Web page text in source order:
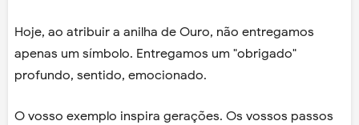
Hoje, ao atribuir a anilha de Ouro, não entregamos
apenas um símbolo. Entregamos um "obrigado"
profundo, sentido, emocionado.
O vosso exemplo inspira gerações. Os vossos passos